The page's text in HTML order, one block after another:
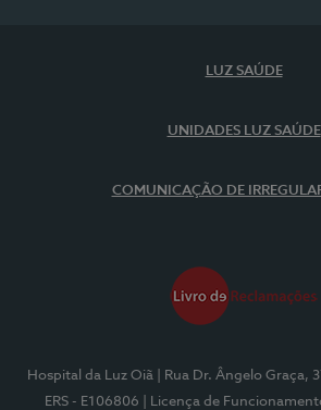
LUZ SAÚDE
UNIDADES LUZ SAÚDE
COMUNICAÇÃO DE
Hospital da Luz Oiã | Rua Dr. Ângelo Graça,
ERS - E106806
| Licença de